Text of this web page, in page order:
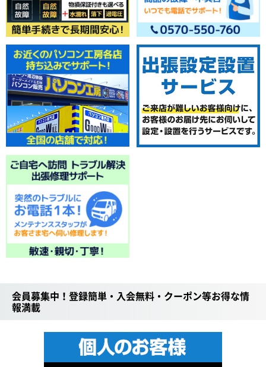
会員募集中！登録簡単・入会無料・クーポン等お得な情
報満載